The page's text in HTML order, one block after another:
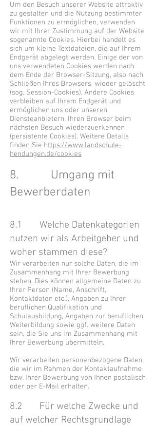
Um den Besuch unserer Website attraktiv
zu gestalten und die Nutzung bestimmter
Funktionen zu ermöglichen, verwenden
wir mit Ihrer Zustimmung auf der Website
sogenannte Cookies. Hierbei handelt es
sich um kleine Textdateien, die auf Ihrem
Endgerät abgelegt werden. Einige der von
uns verwendeten Cookies werden nach
dem Ende der Browser-Sitzung, also nach
Schließen Ihres Browsers, wieder gelöscht
(sog. Session-Cookies). Andere Cookies
verbleiben auf Ihrem Endgerät und
ermöglichen uns oder unseren
Diensteanbietern, Ihren Browser beim
nächsten Besuch wiederzuerkennen
(persistente Cookies). Weitere Details
finden Sie https://www.landschule-
hendungen.de/cookies
8. Umgang mit
Bewerberdaten
8.1 Welche Datenkategorien
nutzen wir als Arbeitgeber und
woher stammen diese?
Wir verarbeiten nur solche Daten, die im
Zusammenhang mit Ihrer Bewerbung
stehen. Dies können allgemeine Daten zu
Ihrer Person (Name, Anschrift,
Kontaktdaten etc.), Angaben zu Ihrer
beruflichen Qualifikation und
Schulausbildung, Angaben zur beruflichen
Weiterbildung sowie ggf. weitere Daten
sein, die Sie uns im Zusammenhang mit
Ihrer Bewerbung übermitteln.
Wir verarbeiten personenbezogene Daten,
die wir im Rahmen der Kontaktaufnahme
bzw. Ihrer Bewerbung von Ihnen postalisch
oder per E-Mail erhalten.
8.2 Für welche Zwecke und
auf welcher Rechtsgrundlage